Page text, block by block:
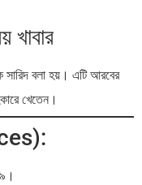
খাবার
বলা হয়। এটি আরবের
খেতেন।